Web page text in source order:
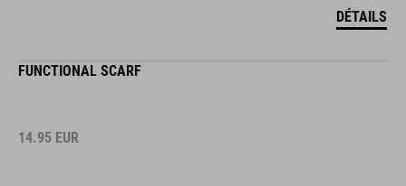
DÉTAILS
FUNCTIONAL SCARF
14.95 EUR